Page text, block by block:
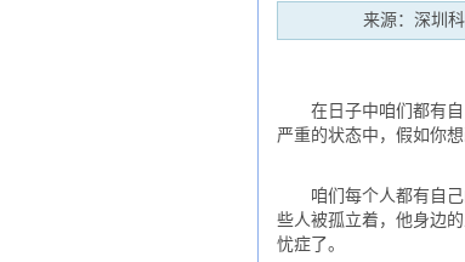
来源：深圳
在日子中咱们都有自
严重的状态中，假如你
咱们每个人都有自己
些人被孤立着，他身边
忧症了。